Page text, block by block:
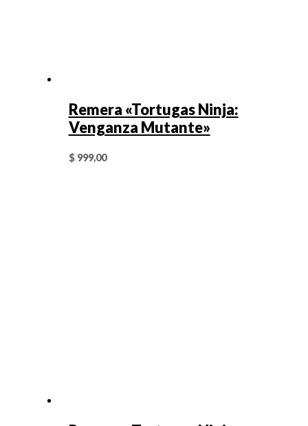
Remera «Tortugas Ninja:
Venganza Mutante»
$999,00